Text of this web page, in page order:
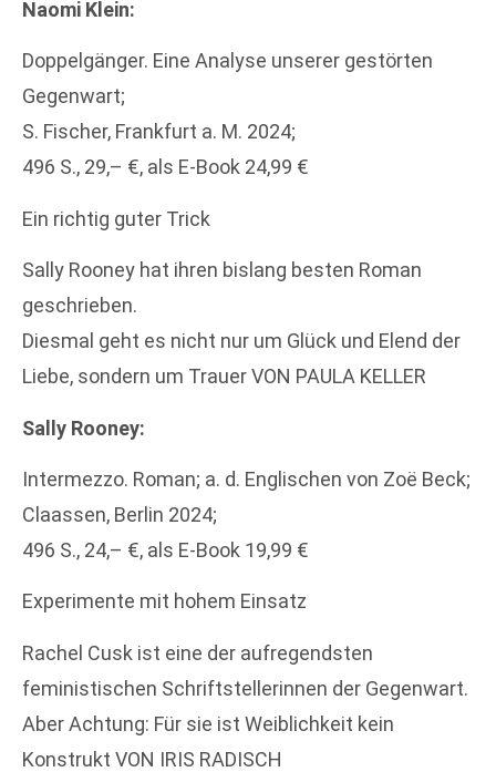
Naomi Klein:
Doppelgänger. Eine Analyse unserer gestörten
Gegenwart;
S. Fischer, Frankfurt a. M. 2024;
496 S., 29,– €, als E-Book 24,99 €
Ein richtig guter Trick
Sally Rooney hat ihren bislang besten Roman
geschrieben.
Diesmal geht es nicht nur um Glück und Elend der
Liebe, sondern um Trauer VON PAULA KELLER
Sally Rooney:
Intermezzo. Roman; a. d. Englischen von Zoë Beck;
Claassen, Berlin 2024;
496 S., 24,– €, als E-Book 19,99 €
Experimente mit hohem Einsatz
Rachel Cusk ist eine der aufregendsten
feministischen Schriftstellerinnen der Gegenwart.
Aber Achtung: Für sie ist Weiblichkeit kein
Konstrukt VON IRIS RADISCH